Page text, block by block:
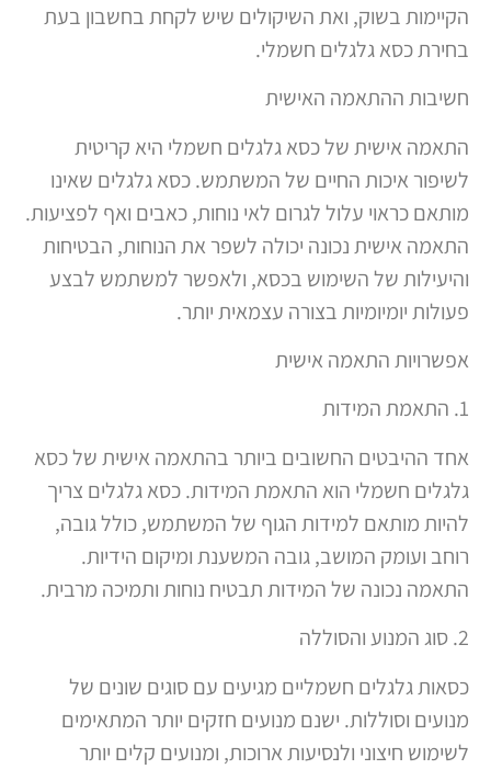
הקיימות בשוק, ואת השיקולים שיש לקחת בחשבון בעת
בחירת כסא גלגלים חשמלי.
חשיבות ההתאמה האישית
התאמה אישית של כסא גלגלים חשמלי היא קריטית
לשיפור איכות החיים של המשתמש. כסא גלגלים שאינו
מותאם כראוי עלול לגרום לאי נוחות, כאבים ואף לפציעות.
התאמה אישית נכונה יכולה לשפר את הנוחות, הבטיחות
והיעילות של השימוש בכסא, ולאפשר למשתמש לבצע
פעולות יומיומיות בצורה עצמאית יותר.
אפשרויות התאמה אישית
אחד ההיבטים החשובים ביותר בהתאמה אישית של כסא
גלגלים חשמלי הוא התאמת המידות. כסא גלגלים צריך
להיות מותאם למידות הגוף של המשתמש, כולל גובה,
רוחב ועומק המושב, גובה המשענת ומיקום הידיות.
התאמה נכונה של המידות תבטיח נוחות ותמיכה מרבית.
כסאות גלגלים חשמליים מגיעים עם סוגים שונים של
מנועים וסוללות. ישנם מנועים חזקים יותר המתאימים
לשימוש חיצוני ולנסיעות ארוכות, ומנועים קלים יותר